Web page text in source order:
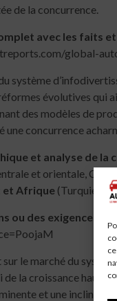
de la concurrence.
avec les faits
global-
système
évolutives qui
des modèles de
une concurrence
et analyse de la
et orientale, CEI) –
et Afrique (Turquie,
ou des exigences
sur le marché du
la croissance haut
et une